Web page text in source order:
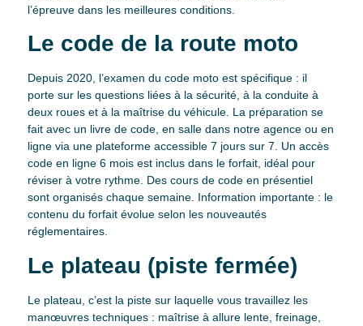
l’épreuve dans les meilleures conditions.
Le code de la route moto
Depuis 2020, l’examen du code moto est spécifique : il
porte sur les questions liées à la sécurité, à la conduite à
deux roues et à la maîtrise du véhicule. La préparation se
fait avec un livre de code, en salle dans notre agence ou en
ligne via une plateforme accessible 7 jours sur 7. Un accès
code en ligne 6 mois est inclus dans le forfait, idéal pour
réviser à votre rythme. Des cours de code en présentiel
sont organisés chaque semaine. Information importante : le
contenu du forfait évolue selon les nouveautés
réglementaires.
Le plateau (piste fermée)
Le plateau, c’est la piste sur laquelle vous travaillez les
manœuvres techniques : maîtrise à allure lente, freinage,